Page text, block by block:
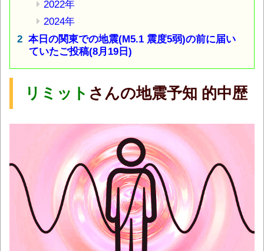
2022年
2024年
本日の関東での地震(M5.1 震度5弱)の前に届い
ていたご投稿(8月19日)
リミット さんの地震予知 的中歴